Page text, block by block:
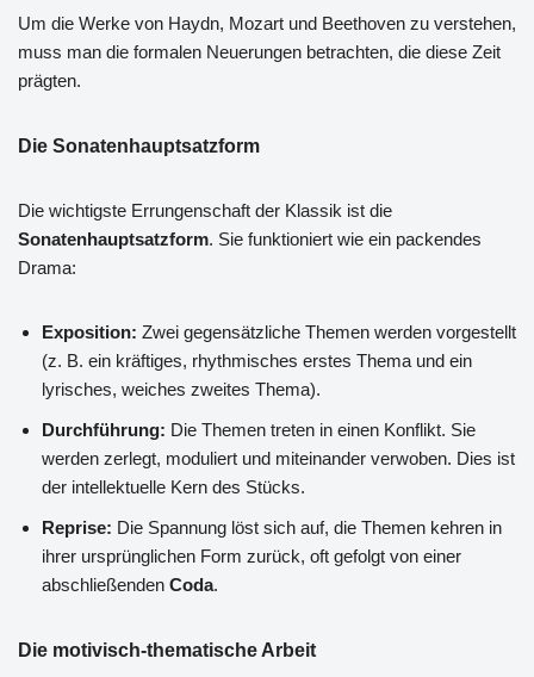
Um die Werke von Haydn, Mozart und Beethoven zu verstehen,
muss man die formalen Neuerungen betrachten, die diese Zeit
prägten.
Die Sonatenhauptsatzform
Die wichtigste Errungenschaft der Klassik ist die
Sonatenhauptsatzform. Sie funktioniert wie ein packendes
Drama:
Exposition: Zwei gegensätzliche Themen werden vorgestellt
(z. B. ein kräftiges, rhythmisches erstes Thema und ein
lyrisches, weiches zweites Thema).
Durchführung: Die Themen treten in einen Konflikt. Sie
werden zerlegt, moduliert und miteinander verwoben. Dies ist
der intellektuelle Kern des Stücks.
Reprise: Die Spannung löst sich auf, die Themen kehren in
ihrer ursprünglichen Form zurück, oft gefolgt von einer
abschließenden Coda.
Die motivisch-thematische Arbeit